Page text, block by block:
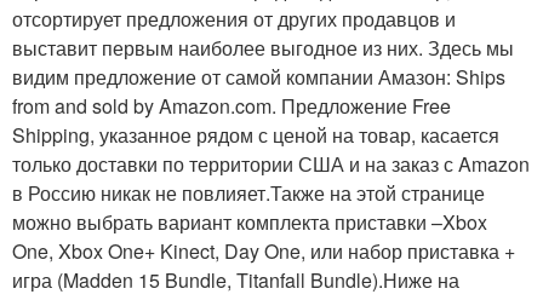
отсортирует предложения от других продавцов и
выставит первым наиболее выгодное из них. Здесь мы
видим предложение от самой компании Амазон: Ships
from and sold by Amazon.com. Предложение Free
Shipping, указанное рядом с ценой на товар, касается
только доставки по территории США и на заказ с Amazon
в Россию никак не повлияет.Также на этой странице
можно выбрать вариант комплекта приставки –Xbox
One, Xbox One+ Kinect, Day One, или набор приставка +
игра (Madden 15 Bundle, Titanfall Bundle).Ниже на